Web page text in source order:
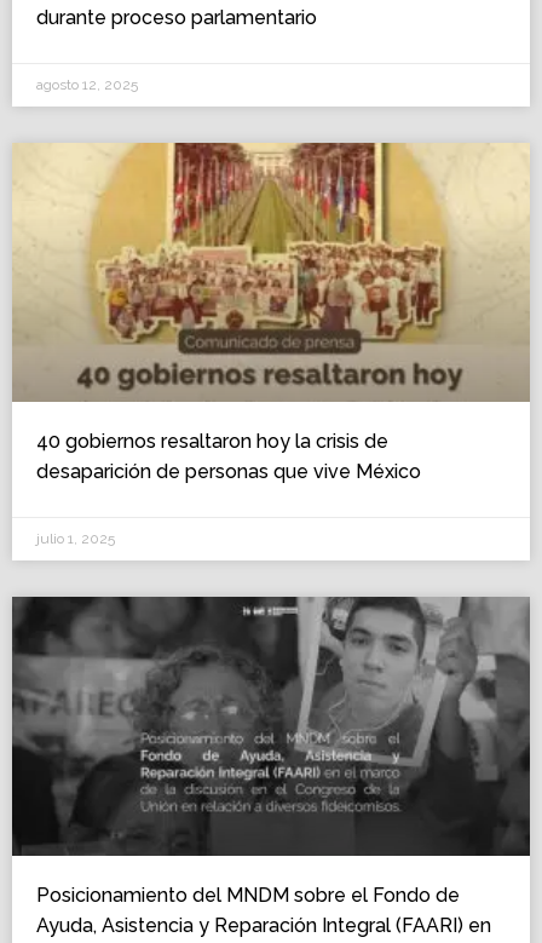
durante proceso parlamentario
agosto 12, 2025
40 gobiernos resaltaron hoy la crisis de
desaparición de personas que vive México
julio 1, 2025
Posicionamiento del MNDM sobre el Fondo de
Ayuda, Asistencia y Reparación Integral (FAARI) en